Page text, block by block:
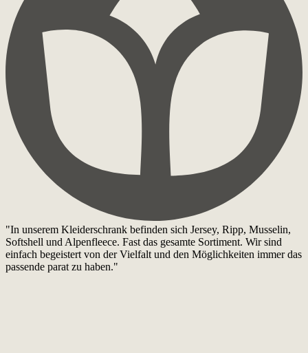
"In unserem Kleiderschrank befinden sich Jersey, Ripp, Musselin,
Softshell und Alpenfleece. Fast das gesamte Sortiment. Wir sind
einfach begeistert von der Vielfalt und den Möglichkeiten immer das
passende parat zu haben."